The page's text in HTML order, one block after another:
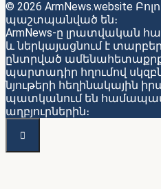
© 2026 ArmNews.website
պաշտպանված են։
ArmNews-ը լրատվական
և ներկայացնում է
ընտրված
պարտադիր հղումով
նյութերի հեղինակային
պատկանում են
աղբյուրներին։